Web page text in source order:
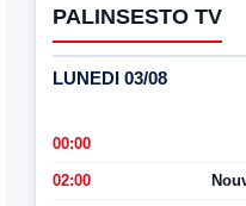
PALINSESTO TV
LUNEDI 03/08
00:00
02:00